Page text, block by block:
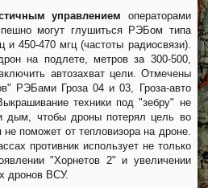
управлением операторами
могут глушиться РЭБом типа
и 450-470 мгц (частоты радиосвязи).
на подлете, метров за 300-500,
автозахват цели. Отмечены
РЭБами Гроза 04 и 03, Гроза-авто
техники под "зебру" не
дым, чтобы дроны потерял цель во
поможет от тепловизора на дроне.
противник использует не только
"Хорнетов 2" и увеличении
дронов ВСУ.